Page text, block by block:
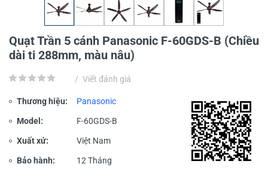
Quạt Trần 5 cánh Panasonic F-60GDS-B (Chiều
dài ti 288mm, màu nâu)
/ Viết đánh giá
Thương hiệu: Panasonic
Model: F-60GDS-B
Xuất xứ: Việt Nam
Bảo hành: 12 Tháng